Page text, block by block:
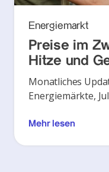
Energiemarkt
Preise im
Hitze und
Monatliches
Energiemärkte,
Mehr lesen